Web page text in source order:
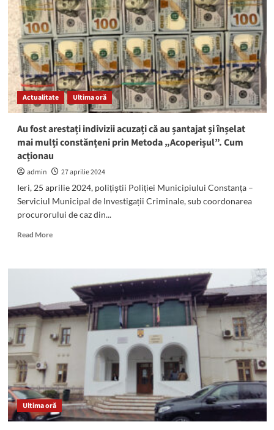
lui
Dorinel
Colgiu
privind
măsura
arestului
preventiv!
Acesta
rămâne
după
Actualitate Ultima oră
Au fost arestați indivizii acuzați că au șantajat și înșelat
mai mulți constănțeni prin Metoda „Acoperișul”. Cum
acționau
admin
27 aprilie 2024
Ieri, 25 aprilie 2024, polițiștii Poliției Municipiului Constanța –
Serviciul Municipal de Investigații Criminale, sub coordonarea
procurorului de caz din...
Read MoreRead
Au
arestați
indivizii
acuzați
că
au
șantajat
înșelat
mai
mulți
constănțeni
prin
Ultima oră